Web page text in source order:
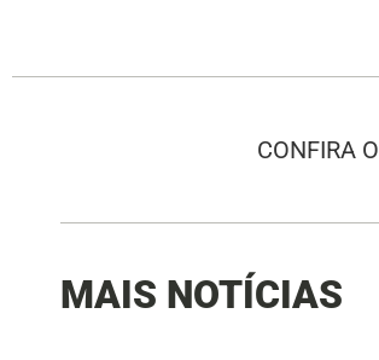
CONFIRA O
MAIS NOTÍCIAS